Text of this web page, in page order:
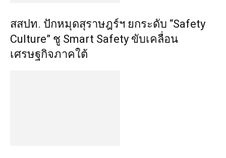
สสปท. ปักหมุดสุราษฎร์ฯ ยกระดับ “Safety
Culture” ชู Smart Safety ขับเคลื่อน
เศรษฐกิจภาคใต้